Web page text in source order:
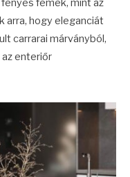
fémek, mint az
arra, hogy eleganciát
carrarai márványból,
enteriőr